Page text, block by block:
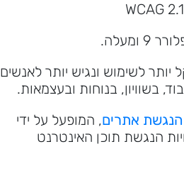
לשימוש ונגיש יותר לאנשים
בשוויון, בנוחות ובעצמאות.
הנגשת אתרים, המופעל על ידי
הנגשת תוכן האינטרנט